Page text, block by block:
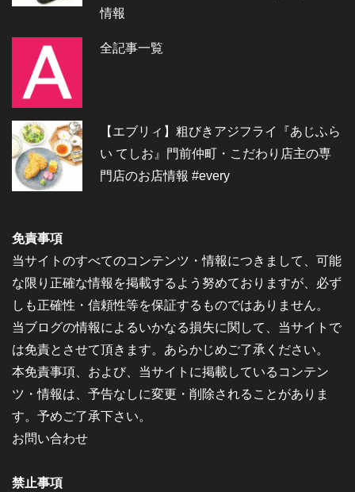
情報
全記事一覧
【エブリィ】粗びきアジフライ『あじふら
い てしお』門前仲町・こだわり店主の専
門店のお店情報 #every
免責事項
当サイトのすべてのコンテンツ・情報につきまして、可能
な限り正確な情報を掲載するよう努めておりますが、必ず
しも正確性・信頼性等を保証するものではありません。
当ブログの情報によるいかなる損失に関して、当サイトで
は免責とさせて頂きます。あらかじめご了承ください。
本免責事項、および、当サイトに掲載しているコンテン
ツ・情報は、予告なしに変更・削除されることがありま
す。予めご了承下さい。
お問い合わせ
禁止事項